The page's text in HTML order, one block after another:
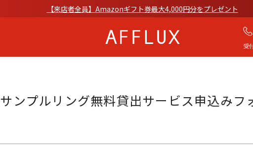
【来店者全員】 Amazonギフト券最大4,000円分をプレゼント
受
結婚指輪
無限大のオーダーメ
サンプルリング無料貸出サービス申込みフ